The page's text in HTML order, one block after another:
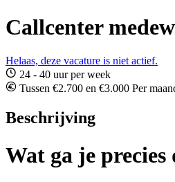
Callcenter
Helaas, deze vacature is niet actief.
24 - 40 uur per week
Tussen €2.700 en €3.000 Per
Beschrijving
Wat ga je precies